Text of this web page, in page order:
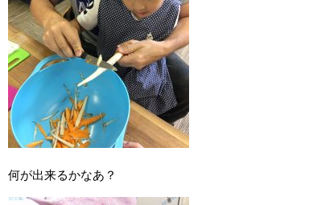
何が出来るかなあ？